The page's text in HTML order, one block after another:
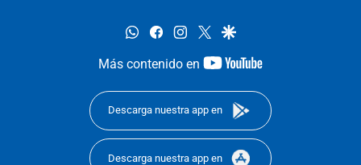
whatsappfacebookinstagram
twittergoogle
Más contenido en
youtube-
Descarga nuestra app en
Descarga nuestra app en